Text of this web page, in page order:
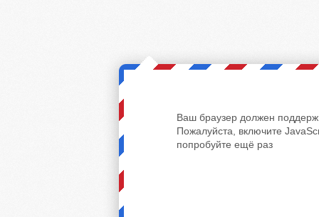
Ваш браузер должен
Пожалуйста, включите
попробуйте ещё раз